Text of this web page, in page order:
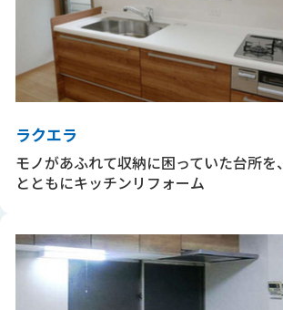
ラクエラ
モノがあふれて収納に困っていた台所を
とともにキッチンリフォーム